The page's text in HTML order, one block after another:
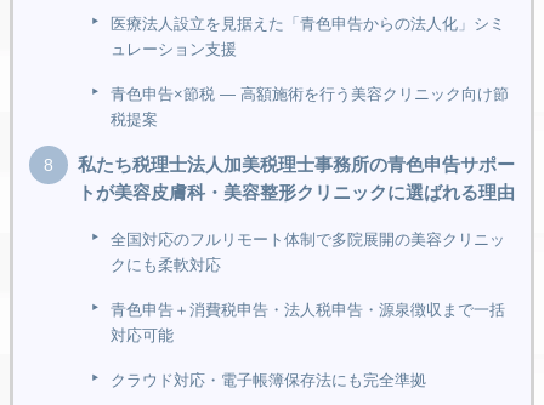
医療法人設立を見据えた「青色申告からの法人化」シミ
ュレーション支援
青色申告×節税 ― 高額施術を行う美容クリニック向け節
税提案
私たち税理士法人加美税理士事務所の青色申告サポー
トが美容皮膚科・美容整形クリニックに選ばれる理由
全国対応のフルリモート体制で多院展開の美容クリニッ
クにも柔軟対応
青色申告＋消費税申告・法人税申告・源泉徴収まで一括
対応可能
クラウド対応・電子帳簿保存法にも完全準拠